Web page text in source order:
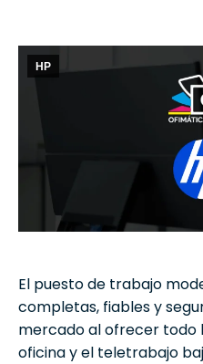
HP
El puesto de trabajo
completas, fiables y
mercado al ofrecer todo
oficina y el teletrabajo